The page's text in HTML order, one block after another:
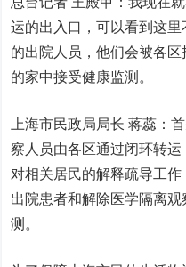
运的出入口，可以看到这
的出院人员，他们会被各
的家中接受健康监测。
上海市民政局局长 蒋蕊：
察人员由各区通过闭环转
对相关居民的解释疏导工作
出院患者和解除医学隔离
测。